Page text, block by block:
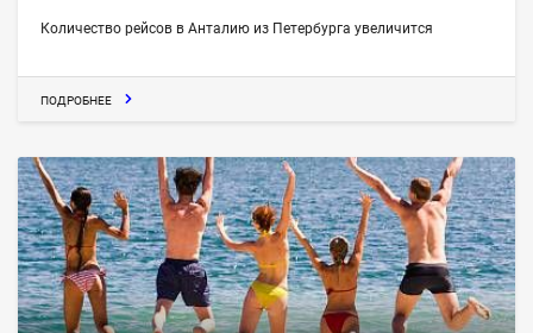
Количество рейсов в Анталию из Петербурга увеличится
ПОДРОБНЕЕ